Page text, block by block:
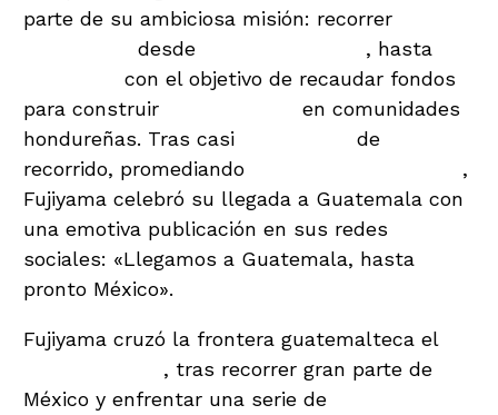
parte de su ambiciosa misión: recorrer
desde
, hasta
con el objetivo de recaudar fondos
para construir
en comunidades
hondureñas. Tras casi
de
recorrido, promediando
,
Fujiyama celebró su llegada a Guatemala con
una emotiva publicación en sus redes
sociales: «Llegamos a Guatemala, hasta
pronto México».
Fujiyama cruzó la frontera guatemalteca el
, tras recorrer gran parte de
México y enfrentar una serie de